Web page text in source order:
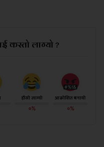
कस्तो लाग्यो ?
हाँसो लाग्यो
०%
आक्रोशित बनायो
०%